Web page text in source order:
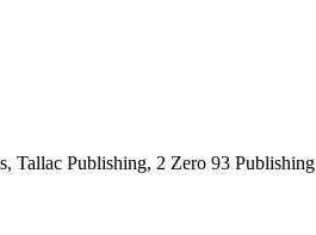
Tallac Publishing, 2 Zero 93 Publishing